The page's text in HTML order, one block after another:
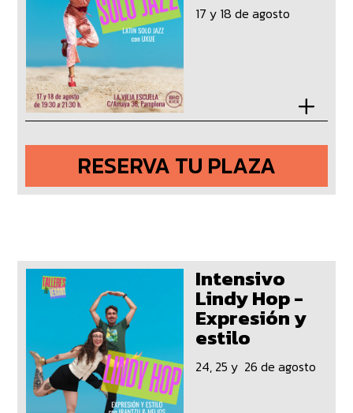
17 y 18 de agosto
RESERVA TU PLAZA
Intensivo
Lindy Hop -
Expresión y
estilo
24, 25 y 26 de agosto